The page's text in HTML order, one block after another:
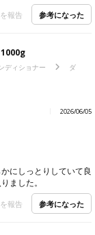
報告 参考になった
ディショナー
ダ
2026/06/05
にしっとりしていて良
ました。
報告 参考になった